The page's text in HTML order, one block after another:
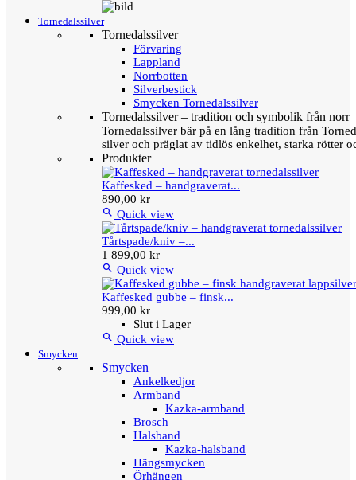
Tornedalssilver
Tornedalssilver
Förvaring
Lappland
Norrbotten
Silverbestick
Smycken Tornedalssilver
Tornedalssilver – tradition och symbolik från norr
Tornedalssilver bär på en lång tradition från
silver och präglat av tidlös enkelhet, starka rötter
Produkter
Kaffesked – handgraverat...
890,00 kr
 Quick view
Tårtspade/kniv –...
1 899,00 kr
 Quick view
Kaffesked gubbe – finsk...
999,00 kr
Slut i Lager
 Quick view
Smycken
Smycken
Ankelkedjor
Armband
Kazka-armband
Brosch
Halsband
Kazka-halsband
Hängsmycken
Örhängen